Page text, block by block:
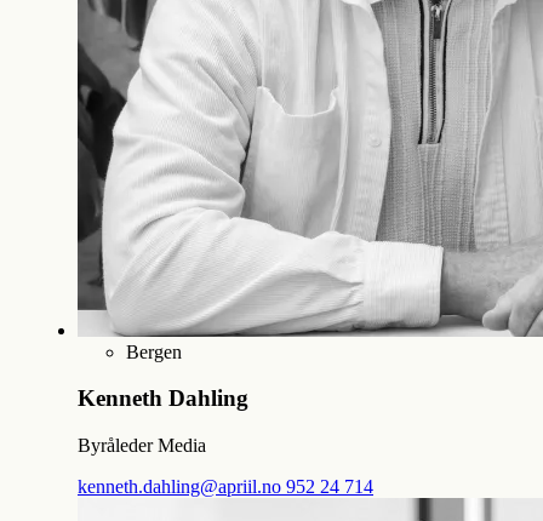
Bergen
Kenneth Dahling
Byråleder Media
kenneth.dahling@apriil.no 952 24 714